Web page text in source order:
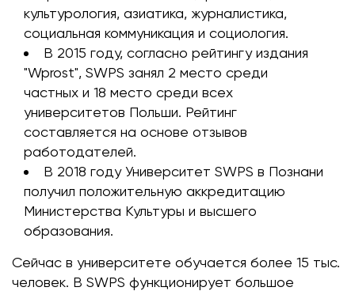
культурология, азиатика, журналистика,
социальная коммуникация и социология.
В 2015 году, согласно рейтингу издания
"Wprost", SWPS занял 2 место среди
частных и 18 место среди всех
университетов Польши. Рейтинг
составляется на основе отзывов
работодателей.
В 2018 году Университет SWPS в Познани
получил положительную аккредитацию
Министерства Культуры и высшего
образования.
Сейчас в университете обучается более 15 тыс.
человек. В SWPS функционирует большое